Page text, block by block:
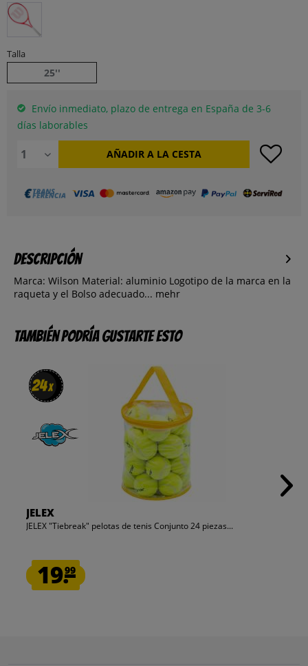
Talla
25''
Envío inmediato, plazo de entrega en España de 3-6
días laborables
AÑADIR A LA CESTA
Descripción
Marca: Wilson Material: aluminio Logotipo de la marca en la
raqueta y el Bolso adecuado... mehr
También podría gustarte esto
24x
24x
JELEX
JELEX "Tiebreak" pelotas de tenis Conjunto 24 piezas...
19.99